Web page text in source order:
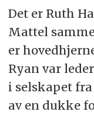
Det er Ruth
Mattel
er
Ryan var
i selskapet
av en dukke